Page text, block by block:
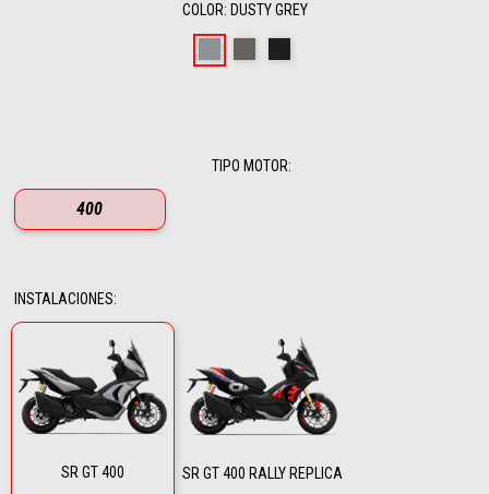
COLOR: DUSTY GREY
TIPO MOTOR:
400
INSTALACIONES:
SR GT 400 SR GT 400 RALLY REPLICA